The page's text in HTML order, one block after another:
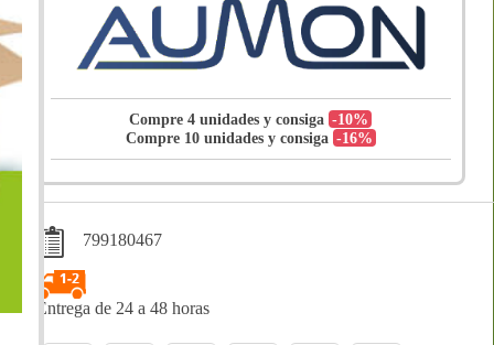
Compre 4 unidades y consiga-10%
Compre 10 unidades y consiga -16%
799180467
Entrega de 24 a 48 horas